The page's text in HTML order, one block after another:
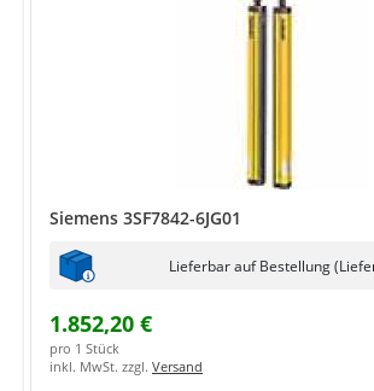
Siemens 3SF7842-6JG01
Lieferbar auf Bestellung
1.852,20 €
pro 1 Stück
inkl. MwSt. zzgl. Versand